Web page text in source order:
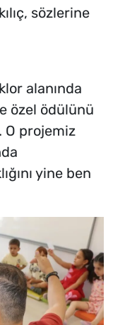
sözlerine
alanında
özel ödülünü
O projemiz
yine ben